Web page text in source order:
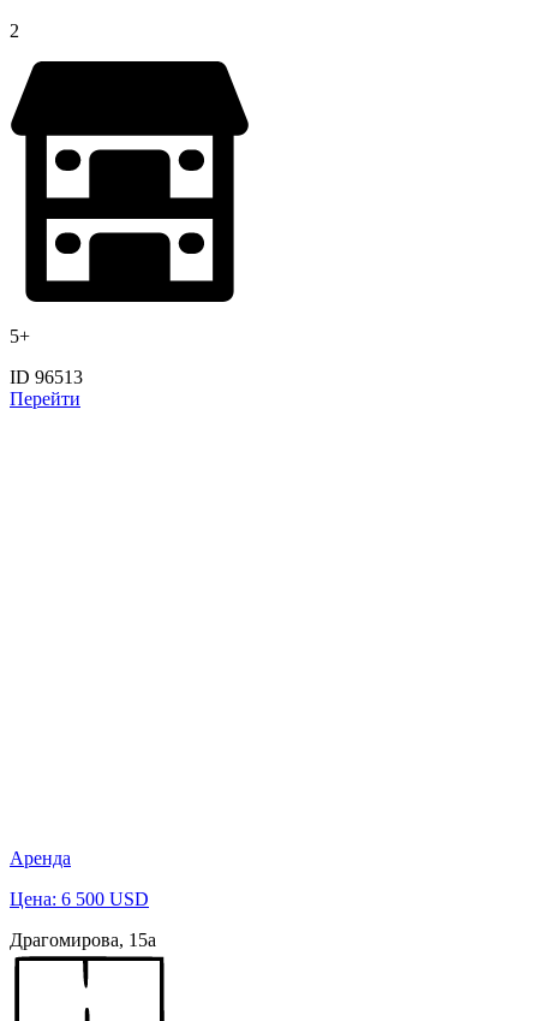
2
5+
ID 96513
Перейти
Аренда
Цена: 6 500 USD
Драгомирова, 15а